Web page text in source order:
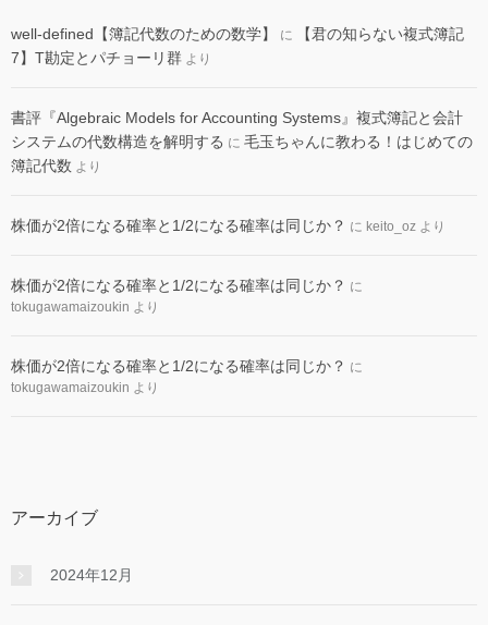
well-defined【簿記代数のための数学】 に
【君の知らない複式簿記
7】T勘定とパチョーリ群 より
書評『Algebraic Models for Accounting Systems』複式簿記と会計
システムの代数構造を解明する に 毛玉ちゃんに教わる！はじめての
簿記代数 より
株価が2倍になる確率と1/2になる確率は同じか？ に keito_oz より
株価が2倍になる確率と1/2になる確率は同じか？ に
tokugawamaizoukin より
株価が2倍になる確率と1/2になる確率は同じか？ に
tokugawamaizoukin より
アーカイブ
2024年12月